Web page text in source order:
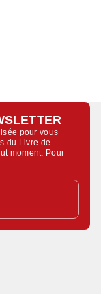
pour vous
du Livre de
moment. Pour